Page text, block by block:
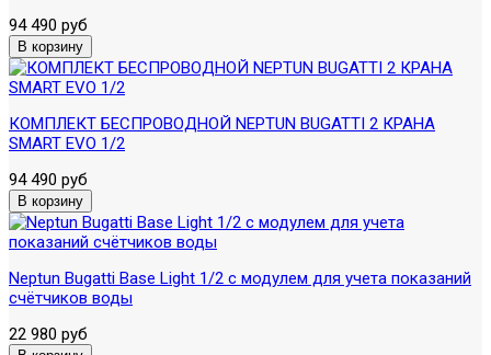
94 490 руб
КОМПЛЕКТ БЕСПРОВОДНОЙ NEPTUN BUGATTI 2 КРАНА
SMART EVO 1/2
94 490 руб
Neptun Bugatti Base Light 1/2 с модулем для учета показаний
счётчиков воды
22 980 руб